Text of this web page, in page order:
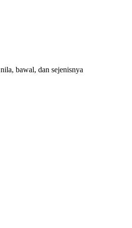
bawal, dan sejenisnya